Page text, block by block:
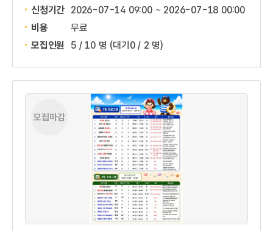
신청기간 2026-07-14 09:00 ~ 2026-07-18 00:00
비용
무료
모집인원
5 / 10 명 (대기0 / 2 명)
모집마감